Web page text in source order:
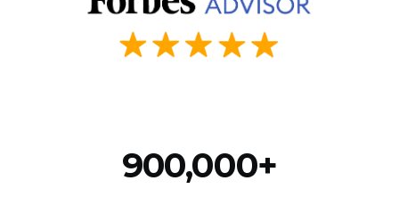
900,000+